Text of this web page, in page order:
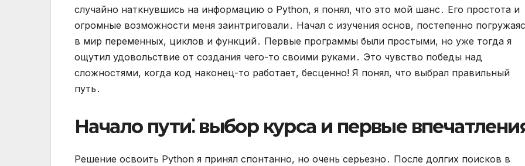
случайно наткнувшись на информацию о Python, я понял, что это мой шанс․ Его простота и
огромные возможности меня заинтриговали․ Начал с изучения основ, постепенно
в мир переменных, циклов и функций․ Первые программы были простыми, но уже тогда я
ощутил удовольствие от создания чего-то своими руками․ Это чувство победы над
сложностями, когда код наконец-то работает, бесценно! Я понял, что выбрал правильный
путь․
Начало пути⁚ выбор курса и первые
Решение освоить Python я принял спонтанно, но очень серьезно․ После долгих поисков в